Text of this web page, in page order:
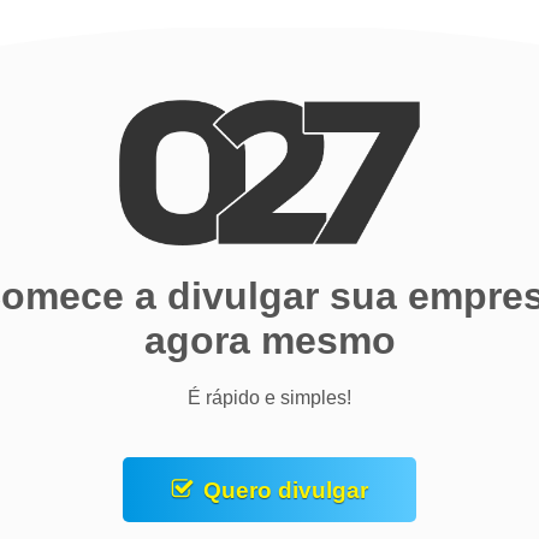
a divulgar sua
agora mesmo
É rápido e simples!
Quero divulgar